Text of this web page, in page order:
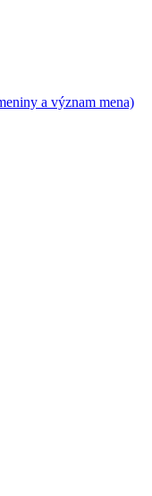
a význam mena)